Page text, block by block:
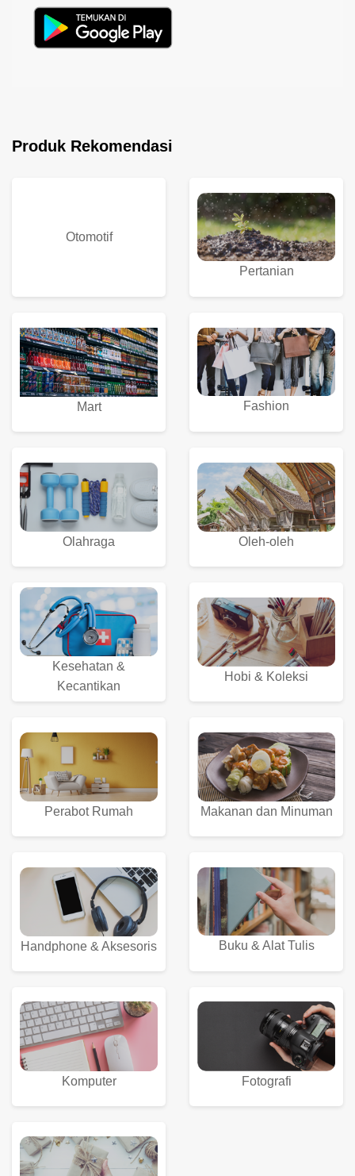
Produk Rekomendasi
Otomotif
Pertanian
Mart Fashion
Olahraga Oleh-oleh
Kesehatan &
Kecantikan
Hobi & Koleksi
Perabot Rumah Makanan dan Minuman
Handphone & Aksesoris Buku & Alat Tulis
Komputer Fotografi